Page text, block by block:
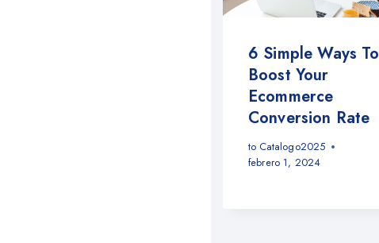
6 Simple Ways To
Boost Your
Ecommerce
Conversion Rate
to Catalogo2025
febrero 1, 2024